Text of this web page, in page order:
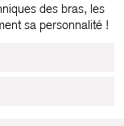
des bras, les
sa personnalité !